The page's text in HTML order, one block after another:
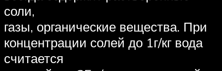
соли,
газы, органические вещества. При
концентрации солей до 1г/кг вода
считается